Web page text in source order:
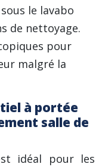
le lavabo
de nettoyage.
pour
malgré la
à portée
salle de
idéal pour les